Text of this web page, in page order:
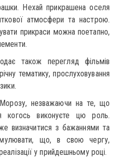
Нехай прикрашена оселя
атмосфери та настрою.
прикраси можна поетапно,
також перегляд фільмів
тематику, прослуховування
незважаючи на те, що
виконуєте цю роль.
визначитися з бажаннями та
що, в свою чергу,
у прийдешньому році.